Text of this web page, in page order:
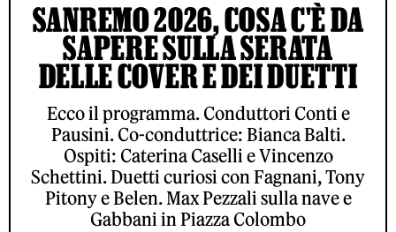
SANREMO 2026, COSA C'È DA
SAPERE SULLA SERATA
DELLE COVER E DEI DUETTI
Ecco il programma. Conduttori Conti e
Pausini. Co-conduttrice: Bianca Balti.
Ospiti: Caterina Caselli e Vincenzo
Schettini. Duetti curiosi con Fagnani, Tony
Pitony e Belen. Max Pezzali sulla nave e
Gabbani in Piazza Colombo